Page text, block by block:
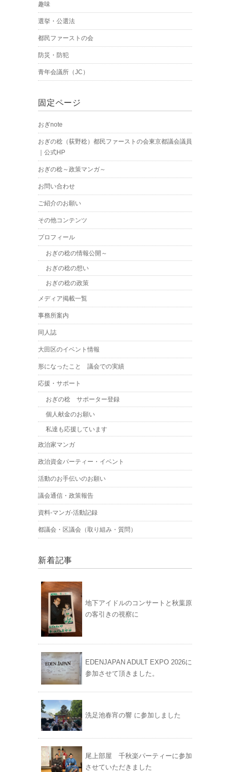
趣味
選挙・公選法
都民ファーストの会
防災・防犯
青年会議所（JC）
固定ページ
おぎnote
おぎの稔（荻野稔）都民ファーストの会東京都議会議員
｜公式HP
おぎの稔～政策マンガ～
お問い合わせ
ご紹介のお願い
その他コンテンツ
プロフィール
おぎの稔の情報公開～
おぎの稔の想い
おぎの稔の政策
メディア掲載一覧
事務所案内
同人誌
大田区のイベント情報
形になったこと 議会での実績
応援・サポート
おぎの稔 サポーター登録
個人献金のお願い
私達も応援しています
政治家マンガ
政治資金パーティー・イベント
活動のお手伝いのお願い
議会通信・政策報告
資料-マンガ-活動記録
都議会・区議会（取り組み・質問）
新着記事
地下アイドルのコンサートと秋葉原
の客引きの視察に
EDENJAPAN ADULT EXPO 2026に
参加させて頂きました。
洗足池春宵の響 に参加しました
尾上部屋 千秋楽パーティーに参加
させていただきました